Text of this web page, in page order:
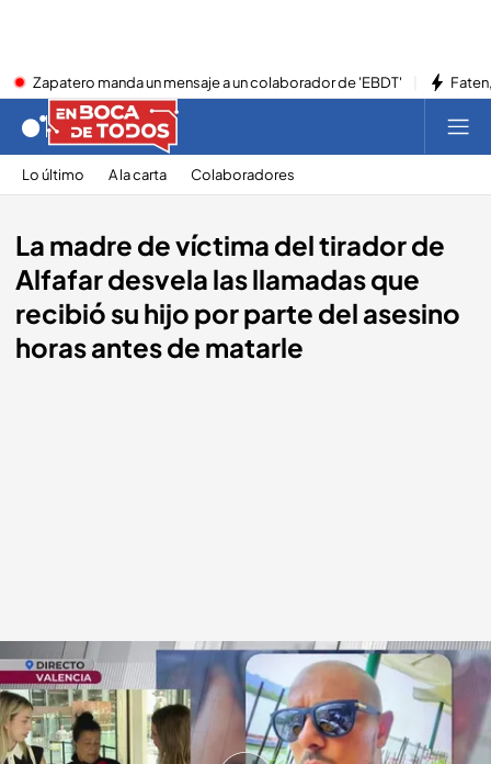
Zapatero manda un mensaje a un colaborador de 'EBDT'
Lo último A la carta Colaboradores
La madre de víctima del tirador de
Alfafar desvela las llamadas que
recibió su hijo por parte del asesino
horas antes de matarle
Hablamos con la madre de la víctima.
En boca de todos
31 MAY 2024 - 13:58h.